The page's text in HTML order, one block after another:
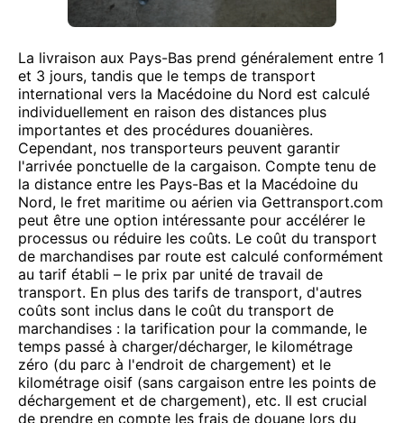
La livraison aux Pays-Bas prend généralement entre 1
et 3 jours, tandis que le temps de transport
international vers la Macédoine du Nord est calculé
individuellement en raison des distances plus
importantes et des procédures douanières.
Cependant, nos transporteurs peuvent garantir
l'arrivée ponctuelle de la cargaison. Compte tenu de
la distance entre les Pays-Bas et la Macédoine du
Nord, le fret maritime ou aérien via Gettransport.com
peut être une option intéressante pour accélérer le
processus ou réduire les coûts. Le coût du transport
de marchandises par route est calculé conformément
au tarif établi – le prix par unité de travail de
transport. En plus des tarifs de transport, d'autres
coûts sont inclus dans le coût du transport de
marchandises : la tarification pour la commande, le
temps passé à charger/décharger, le kilométrage
zéro (du parc à l'endroit de chargement) et le
kilométrage oisif (sans cargaison entre les points de
déchargement et de chargement), etc. Il est crucial
de prendre en compte les frais de douane lors du